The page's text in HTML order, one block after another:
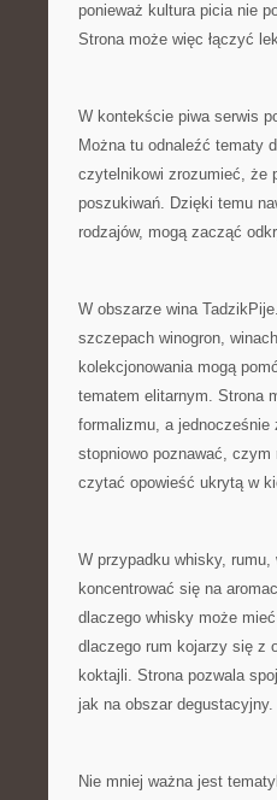
ponieważ kultura picia nie
Strona może więc łączyć
W kontekście piwa serwis
Można tu odnaleźć tematy
czytelnikowi zrozumieć, że
poszukiwań. Dzięki temu
rodzajów, mogą zacząć
W obszarze wina
szczepach winogron,
kolekcjonowania mogą
tematem elitarnym. Strona
formalizmu, a
stopniowo poznawać,
czytać opowieść ukrytą w
W przypadku whisky,
koncentrować się na
dlaczego whisky może
dlaczego rum kojarzy się z
koktajli. Strona pozwala
jak na obszar degustacyjny.
Nie mniej ważna jest